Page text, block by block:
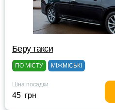
Беру такси
ПО МІСТУ МІЖМІСЬКІ
Ціна посадки
45 грн